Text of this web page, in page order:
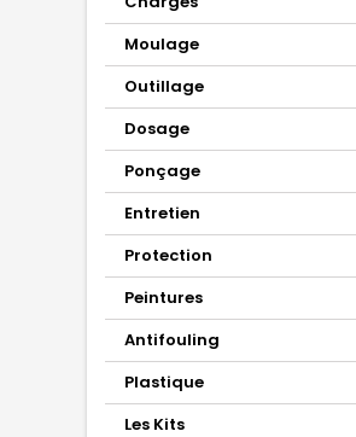
Moulage
Outillage
Dosage
Ponçage
Entretien
Protection
Peintures
Antifouling
Plastique
Les Kits